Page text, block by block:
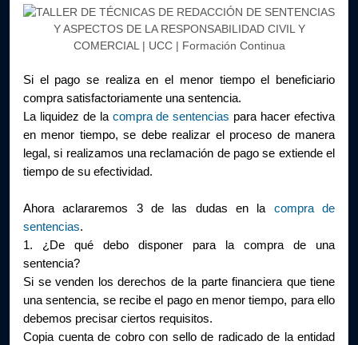
Si el pago se realiza en el menor tiempo el beneficiario
compra satisfactoriamente una sentencia.
La liquidez de la compra de sentencias para hacer efectiva
en menor tiempo, se debe realizar el proceso de manera
legal, si realizamos una reclamación de pago se extiende el
tiempo de su efectividad.
Ahora aclararemos 3 de las dudas en la compra de
sentencias.
1. ¿De qué debo disponer para la compra de una
sentencia?
Si se venden los derechos de la parte financiera que tiene
una sentencia, se recibe el pago en menor tiempo, para ello
debemos precisar ciertos requisitos.
Copia cuenta de cobro con sello de radicado de la entidad